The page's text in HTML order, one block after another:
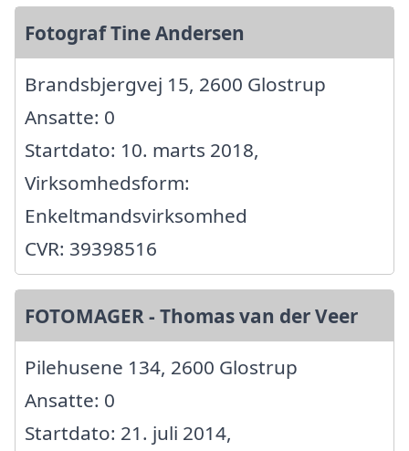
Fotograf Tine Andersen
Brandsbjergvej 15, 2600 Glostrup
Ansatte: 0
Startdato: 10. marts 2018,
Virksomhedsform:
Enkeltmandsvirksomhed
CVR: 39398516
FOTOMAGER - Thomas van der Veer
Pilehusene 134, 2600 Glostrup
Ansatte: 0
Startdato: 21. juli 2014,